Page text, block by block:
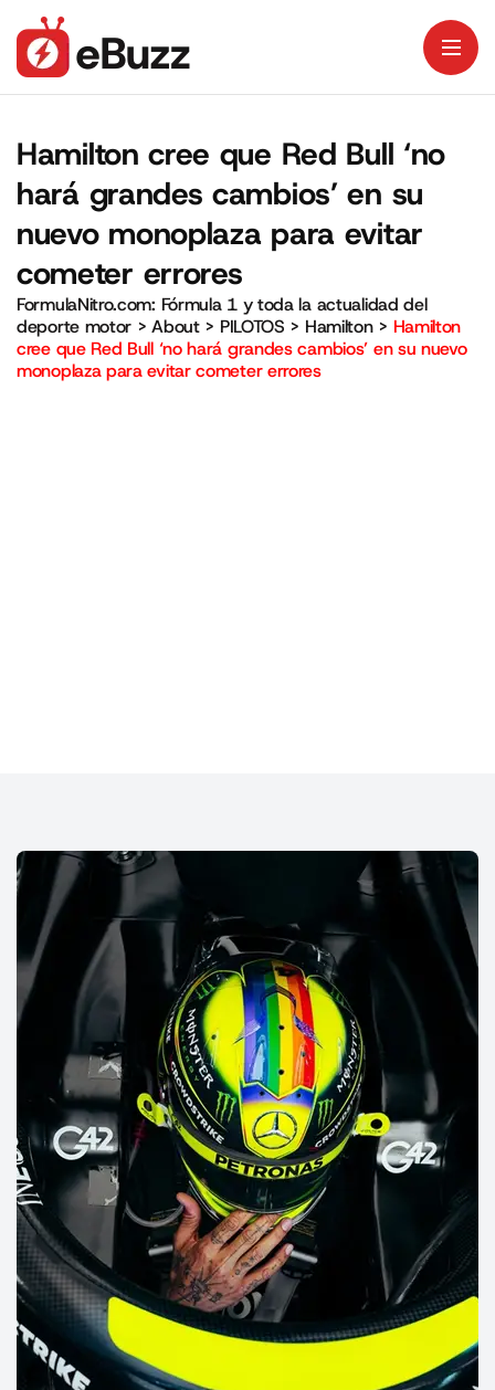
Hamilton cree que Red Bull ‘no
hará grandes cambios’ en su
nuevo monoplaza para evitar
cometer errores
FormulaNitro.com: Fórmula 1 y toda la actualidad del
deporte motor >About> PILOTOS > Hamilton> Hamilton
cree que Red Bull ‘no hará grandes cambios’ en su nuevo
monoplaza para evitar cometer errores